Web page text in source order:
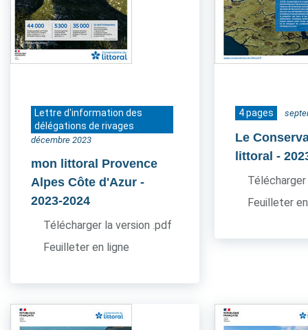
Lettre d'information des
délégations de rivages
décembre 2023
mon littoral Provence
Alpes Côte d'Azur -
2023-2024
Télécharger la version .pdf
Feuilleter en ligne
4 pages
Le
littoral-
Feuilleter